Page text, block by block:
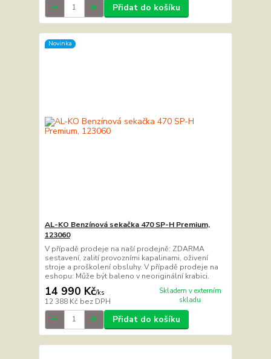
Přidat do košíku
Novinka
AL-KO Benzínová sekačka 470 SP-H Premium,
123060
V případě prodeje na naší prodejně: ZDARMA
sestavení, zalití provozními kapalinami, oživení
stroje a proškolení obsluhy. V případě prodeje na
eshopu: Může být baleno v neoriginální krabici.
14 990 Kč/ks
12 388 Kč bez DPH
Skladem v externím
skladu
Přidat do košíku